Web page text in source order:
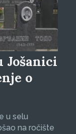
Jošanici
o
u selu
na ročište